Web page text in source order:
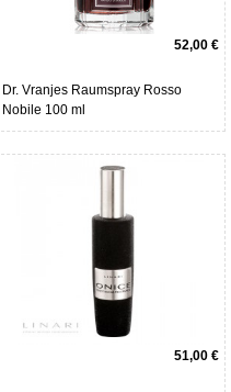
52,00 €
Dr. Vranjes Raumspray Rosso
Nobile 100 ml
51,00 €